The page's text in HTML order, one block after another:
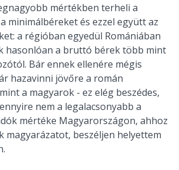
mértékben terheli a
minimálbéreket és ezzel együtt az
a régióban egyedül Romániában
hasonlóan a bruttó bérek több mint
Bár ennek ellenére mégis
hazavinni jövőre a román
a magyarok - ez elég beszédes,
nem a legalacsonyabb a
mértéke Magyarországon, ahhoz
magyarázatot, beszéljen helyettem